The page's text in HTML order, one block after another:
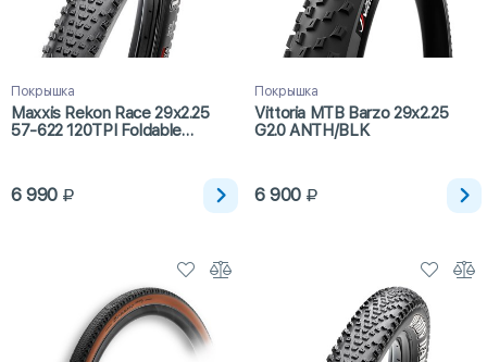
Покрышка
Maxxis Rekon Race 29x2.25
57-622 120TPI Foldable
6 990
Покрышка
Vittoria MTB Barzo 29x2.25
G2.0 ANTH/BLK
6 900